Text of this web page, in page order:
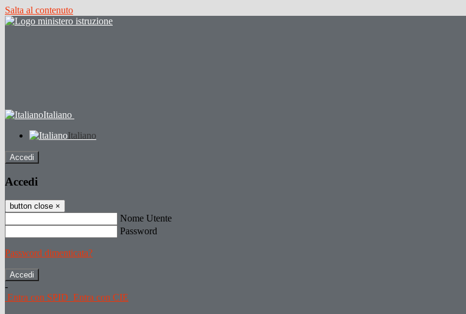
Salta al contenuto
Italiano
Italiano
Accedi
Accedi
button close ×
Nome Utente
Password
Password dimenticata?
-
Entra con SPID Entra con CIE